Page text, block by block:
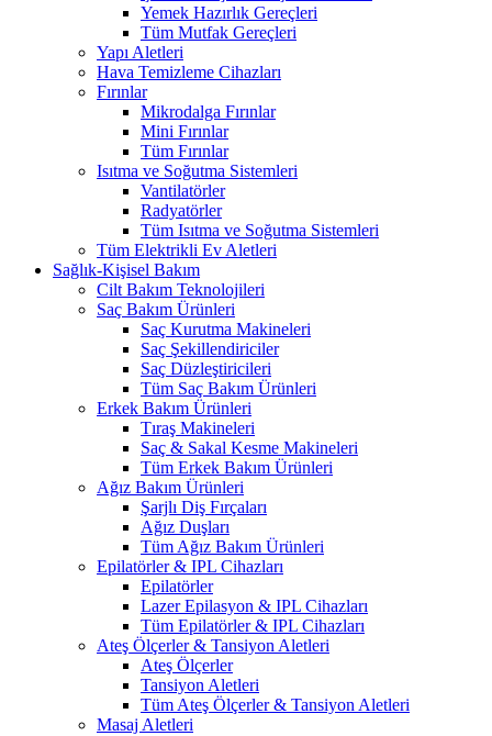
Yemek Hazırlık Gereçleri
Tüm Mutfak Gereçleri
Yapı Aletleri
Hava Temizleme Cihazları
Fırınlar
Mikrodalga Fırınlar
Mini Fırınlar
Tüm Fırınlar
Isıtma ve Soğutma Sistemleri
Vantilatörler
Radyatörler
Tüm Isıtma ve Soğutma Sistemleri
Tüm Elektrikli Ev Aletleri
Sağlık-Kişisel Bakım
Cilt Bakım Teknolojileri
Saç Bakım Ürünleri
Saç Kurutma Makineleri
Saç Şekillendiriciler
Saç Düzleştiricileri
Tüm Saç Bakım Ürünleri
Erkek Bakım Ürünleri
Tıraş Makineleri
Saç & Sakal Kesme Makineleri
Tüm Erkek Bakım Ürünleri
Ağız Bakım Ürünleri
Şarjlı Diş Fırçaları
Ağız Duşları
Tüm Ağız Bakım Ürünleri
Epilatörler & IPL Cihazları
Epilatörler
Lazer Epilasyon & IPL Cihazları
Tüm Epilatörler & IPL Cihazları
Ateş Ölçerler & Tansiyon Aletleri
Ateş Ölçerler
Tansiyon Aletleri
Tüm Ateş Ölçerler & Tansiyon Aletleri
Masaj Aletleri